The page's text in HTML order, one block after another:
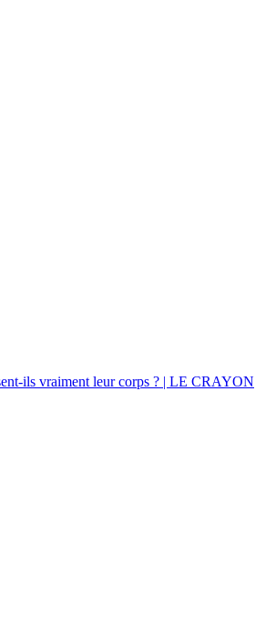
ils vraiment leur corps ? | LE CRAYON